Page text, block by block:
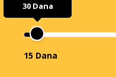
30 Dana
15 Dana